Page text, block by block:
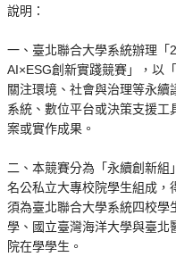
說明：
一、臺北聯合大學系統辦理「
AI×ESG創新實踐競賽」，以
關注環境、社會與治理等永
系統、數位平台或決策支援工
案或實作成果。
二、本競賽分為「永續創新
名公私立大專校院學生組成，
須為臺北聯合大學系統四校學
學、國立臺灣海洋大學與臺北
院在學學生。